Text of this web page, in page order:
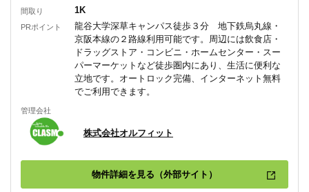
間取り 1K
PRポイント
龍谷大学深草キャンパス徒歩３分 地下鉄烏丸線・
京阪本線の２路線利用可能です。周辺には飲食店・
ドラッグストア・コンビニ・ホームセンター・スー
パーマーケットなど徒歩圏内にあり、生活に便利な
立地です。オートロック完備、インターネット無料
でご利用できます。
管理会社
株式会社オルフィット
物件詳細を見る（外部サイト）